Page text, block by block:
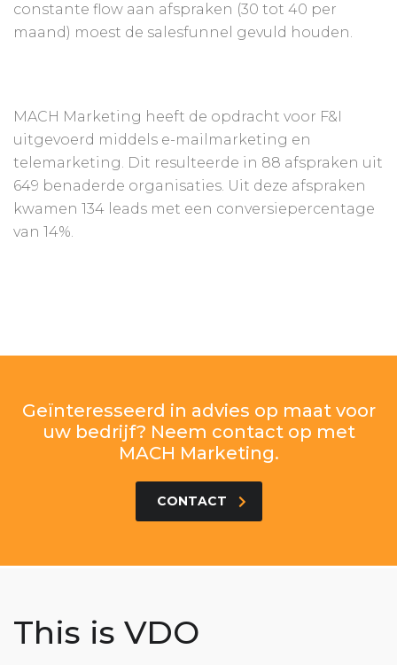
constante flow aan afspraken (30 tot 40 per
maand) moest de salesfunnel gevuld houden.
MACH Marketing heeft de opdracht voor F&I
uitgevoerd middels e-mailmarketing en
telemarketing. Dit resulteerde in 88 afspraken uit
649 benaderde organisaties. Uit deze afspraken
kwamen 134 leads met een conversiepercentage
van 14%.
Geïnteresseerd in advies op maat voor
uw bedrijf? Neem contact op met
MACH Marketing.
CONTACT
This is VDO